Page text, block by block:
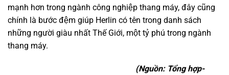
mạnh hơn trong ngành công nghiệp thang máy, đây cũng
chính là bước đệm giúp Herlin có tên trong danh sách
những người giàu nhất Thế Giới, một tỷ phú trong ngành
thang máy.
(Nguồn: Tổng hợp-